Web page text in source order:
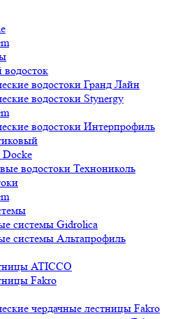
водостоки Гранд Лайн
водостоки Stynergy
водостоки Интерпрофиль
Docke
водостоки Технониколь
системы Gidrolica
системы Альтапрофиль
ATICCO
Fakro
чердачные лестницы Fakro